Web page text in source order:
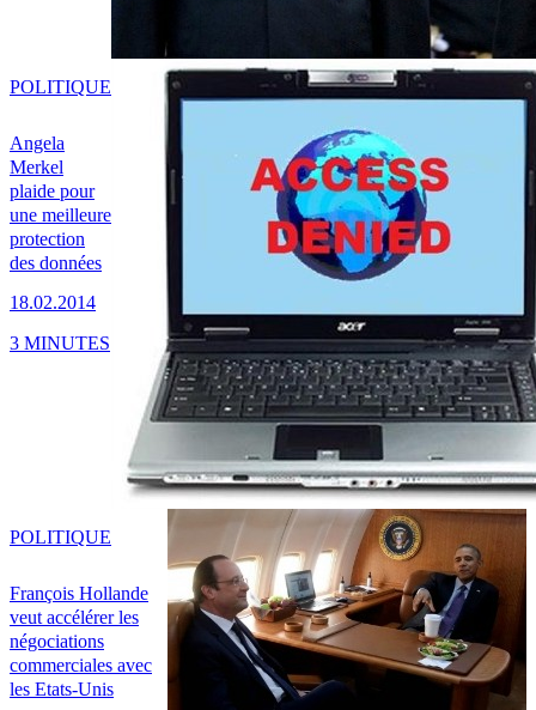
Angela
Merkel
plaide pour
une meilleure
protection
des données
18.02.2014
POLITIQUE
3 MINUTES
François Hollande
veut accélérer les
négociations
commerciales avec
les Etats-Unis
POLITIQUE